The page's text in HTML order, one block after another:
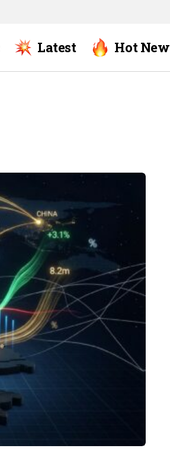
Latest Hot New